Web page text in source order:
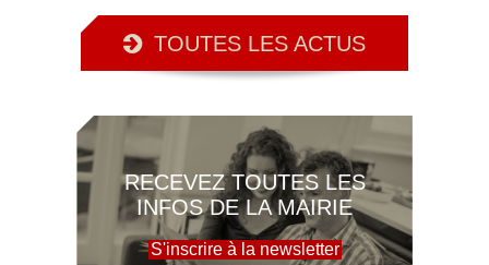
TOUTES LES ACTUS
RECEVEZ TOUTES LES
INFOS DE LA MAIRIE
S'inscrire à la newsletter